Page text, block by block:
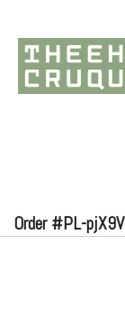
Order #PL-pjX9V